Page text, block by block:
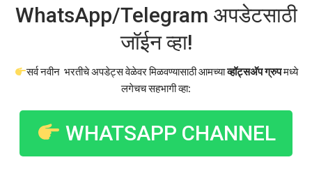
WhatsApp/Telegram अपडेटसाठी
जॉईन व्हा!
सर्व नवीन भरतीचे अपडेट्स वेळेवर मिळवण्यासाठी आमच्याव्हॉट्सअ‍ॅप ग्रुपमध्ये
लगेचच सहभागी व्हा:
WHATSAPP CHANNEL